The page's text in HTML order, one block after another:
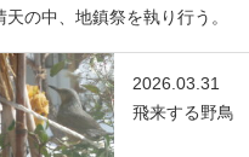
天の中、地鎮祭を執り行う。
2026.03.31
飛来する野鳥